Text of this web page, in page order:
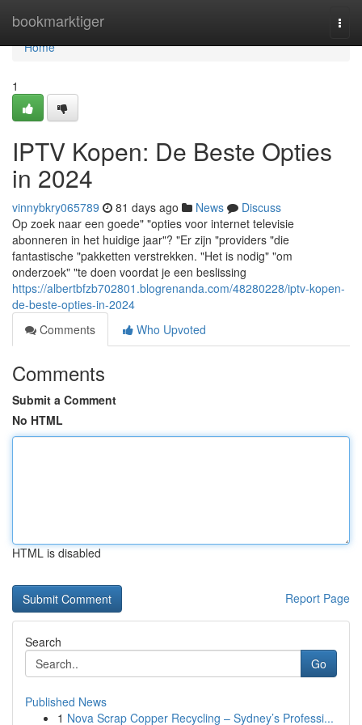
bookmarktiger
Home
Home
1
IPTV Kopen: De Beste Opties
in 2024
vinnybkry065789 81 days ago News
Discuss
Op zoek naar een goede" "opties voor internet televisie
abonneren in het huidige jaar"? "Er zijn "providers "die
fantastische "pakketten verstrekken. "Het is nodig" "om
onderzoek" "te doen voordat je een beslissing
https://albertbfzb702801.blogrenanda.com/48280228/iptv-kopen-
de-beste-opties-in-2024
Comments
Who Upvoted
Comments
Submit a Comment
No HTML
HTML is disabled
Report Page
Search
Go
Published News
1 Nova Scrap Copper Recycling – Sydney’s Professi...